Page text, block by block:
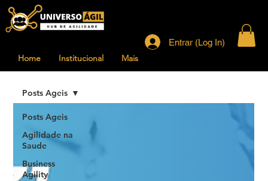
Home Institucional Mais
Entrar (Log In)
Posts Ageis
Agilidade na
Saude
Business
Agility
Posts Ageis